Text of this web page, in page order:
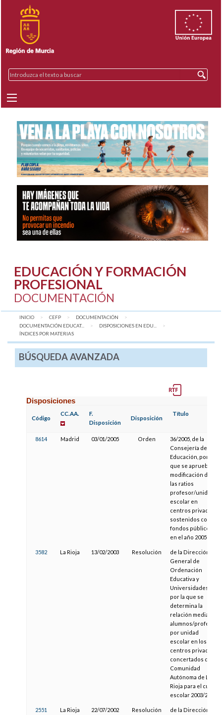
EDUCACIÓN Y FORMACIÓN
PROFESIONAL
DOCUMENTACIÓN
INICIO CEFP
DOCUMENTACIÓN
DOCUMENTACIÓN EDUCAT...
DISPOSICIONES EN EDU...
AQUÍ:
ÍNDICES POR MATERIAS
BÚSQUEDA AVANZADA
Disposiciones
Código
CC.AA.
F.
Disposición
Disposición
Título
8614 Madrid 03/01/2005 Orden
36/2005, de la
Consejería de
Educación, por la
que se aprueba la
modificación de
las ratios
profesor/unidad
escolar en
centros privados
sostenidos con
fondos públicos
en el año 2005
3582 La Rioja 13/02/2003 Resolución
de la Dirección
General de
Ordenación
Educativa y
Universidades,
por la que se
determina la
relación media
alumnos/profesor
por unidad
escolar en los
centros privados
concertados de la
Comunidad
Autónoma de La
Rioja para el curso
escolar 2003/2004
2551 La Rioja 22/07/2002 Resolución
de la Dirección